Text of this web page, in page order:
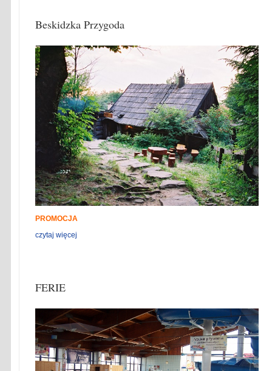
Beskidzka Przygoda
PROMOCJA
czytaj więcej
FERIE